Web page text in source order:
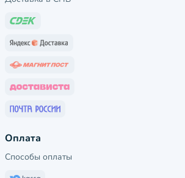
Оплата
Способы оплаты